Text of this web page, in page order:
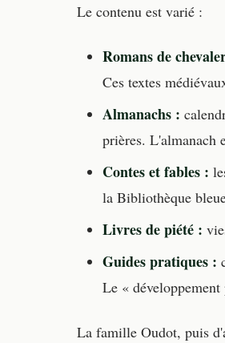
Le contenu est varié :
Romans de
Ces textes
Almanachs :
prières. L'almanach
Contes et fables :
la Bibliothèque
Livres de piété :
Guides pratiques :
Le «
La famille Oudot, puis